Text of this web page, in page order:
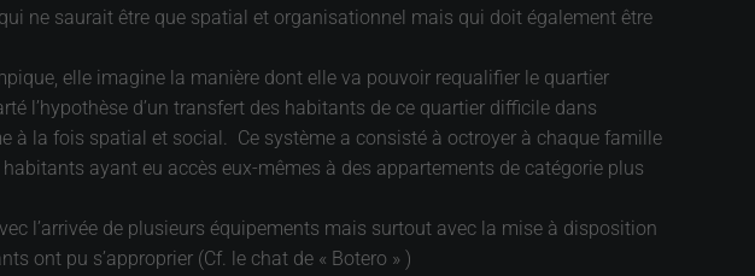
ne saurait être que spatial et organisationnel mais qui doit également être
elle imagine la manière dont elle va pouvoir requalifier le quartier
l’hypothèse d’un transfert des habitants de ce quartier difficile dans
à la fois spatial et social. Ce système a consisté à octroyer à chaque famille
ayant eu accès eux-mêmes à des appartements de catégorie plus
l’arrivée de plusieurs équipements mais surtout avec la mise à disposition
ont pu s’approprier (Cf. le chat de « Botero » )